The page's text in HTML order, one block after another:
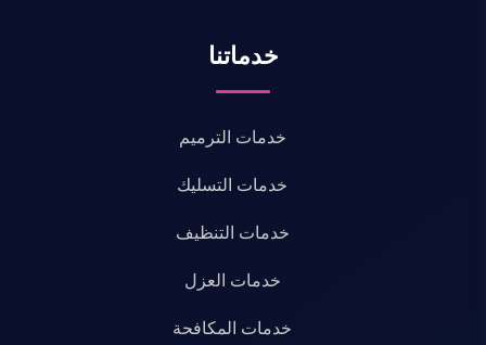
خدماتنا
خدمات الترميم
خدمات التسليك
خدمات التنظيف
خدمات العزل
خدمات المكافحة